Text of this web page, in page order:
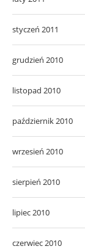
styczeń 2011
grudzień 2010
listopad 2010
październik 2010
wrzesień 2010
sierpień 2010
lipiec 2010
czerwiec 2010